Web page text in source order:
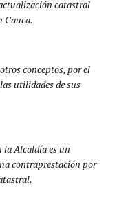
catastral
Cauca.
conceptos, por el
utilidades de sus
la Alcaldía es un
contraprestación por